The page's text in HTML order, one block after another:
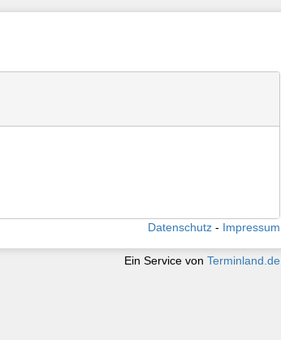
Datenschutz Impressum
Ein Service von Terminland.de